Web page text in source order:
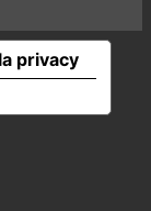
privacy